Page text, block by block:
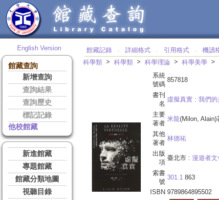
English Version
館藏查詢
新增查詢
查詢結果
查詢歷史
標記記錄
他校館藏
新進館藏
專題館藏
館藏分類地圖
視聽目錄
館藏記錄 ‧ 詳細格式 ‧ 引用格式 ‧
機讀
科學類 > 科學類 > 科學理論 > 科學美學 >
系統
號碼
857818
書刊
名
虛擬真實 : 我們的
主要
著者
米龍(Milon, Alain)
其他
著者
林德祐
出版
項
臺北市 : 漫遊者文
索書
號
301.1 863
ISBN 9789864895502